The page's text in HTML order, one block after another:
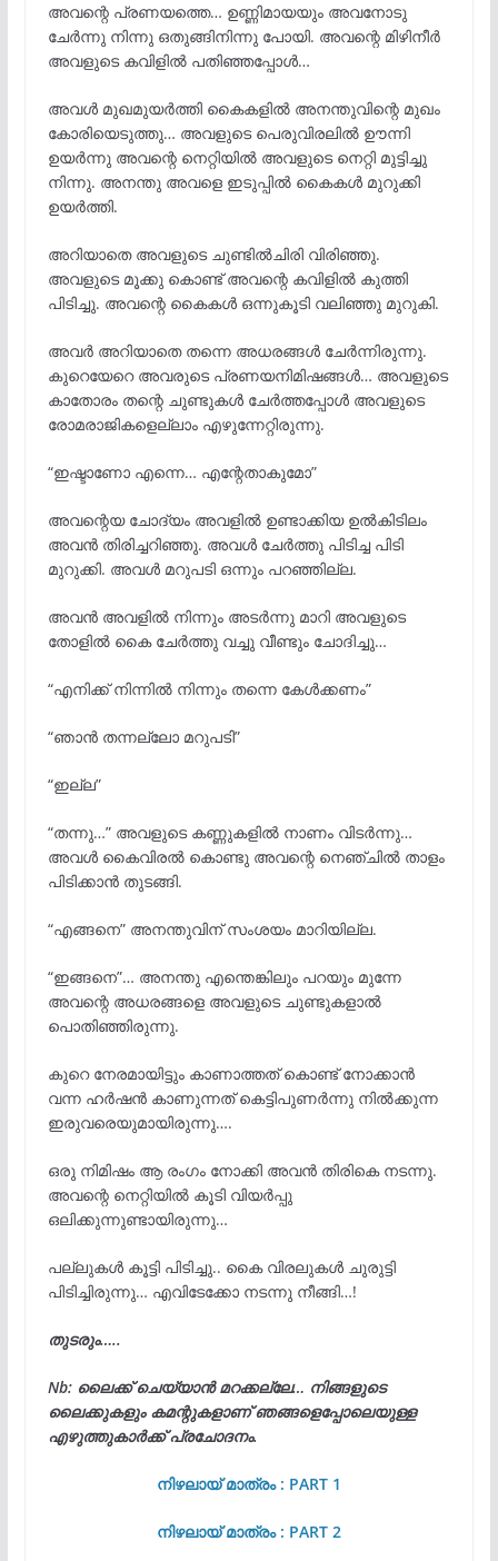
അവന്റെ പ്രണയത്തെ… ഉണ്ണിമായയും അവനോടു
ചേർന്നു നിന്നു ഒതുങ്ങിനിന്നു പോയി. അവന്റെ മിഴിനീർ
അവളുടെ കവിളിൽ പതിഞ്ഞപ്പോൾ…
അവൾ മുഖമുയർത്തി കൈകളിൽ അനന്തുവിന്റെ മുഖം
കോരിയെടുത്തു… അവളുടെ പെരുവിരലിൽ ഊന്നി
ഉയർന്നു അവന്റെ നെറ്റിയിൽ അവളുടെ നെറ്റി മുട്ടിച്ചു
നിന്നു. അനന്തു അവളെ ഇടുപ്പിൽ കൈകൾ മുറുക്കി
ഉയർത്തി.
അറിയാതെ അവളുടെ ചുണ്ടിൽചിരി വിരിഞ്ഞു.
അവളുടെ മൂക്കു കൊണ്ട് അവന്റെ കവിളിൽ കുത്തി
പിടിച്ചു. അവന്റെ കൈകൾ ഒന്നുകൂടി വലിഞ്ഞു മുറുകി.
അവർ അറിയാതെ തന്നെ അധരങ്ങൾ ചേർന്നിരുന്നു.
കുറെയേറെ അവരുടെ പ്രണയനിമിഷങ്ങൾ… അവളുടെ
കാതോരം തന്റെ ചുണ്ടുകൾ ചേർത്തപ്പോൾ അവളുടെ
രോമരാജികളെല്ലാം എഴുന്നേറ്റിരുന്നു.
“ഇഷ്ടാണോ എന്നെ… എന്റേതാകുമോ”
അവന്റെയ ചോദ്യം അവളിൽ ഉണ്ടാക്കിയ ഉൽകിടിലം
അവൻ തിരിച്ചറിഞ്ഞു. അവൾ ചേർത്തു പിടിച്ച പിടി
മുറുക്കി. അവൾ മറുപടി ഒന്നും പറഞ്ഞില്ല.
അവൻ അവളിൽ നിന്നും അടർന്നു മാറി അവളുടെ
തോളിൽ കൈ ചേർത്തു വച്ചു വീണ്ടും ചോദിച്ചു…
“എനിക്ക് നിന്നിൽ നിന്നും തന്നെ കേൾക്കണം”
“ഞാൻ തന്നല്ലോ മറുപടി”
“ഇല്ല”
“തന്നു…” അവളുടെ കണ്ണുകളിൽ നാണം വിടർന്നു…
അവൾ കൈവിരൽ കൊണ്ടു അവന്റെ നെഞ്ചിൽ താളം
പിടിക്കാൻ തുടങ്ങി.
“എങ്ങനെ” അനന്തുവിന് സംശയം മാറിയില്ല.
“ഇങ്ങനെ”… അനന്തു എന്തെങ്കിലും പറയും മുന്നേ
അവന്റെ അധരങ്ങളെ അവളുടെ ചുണ്ടുകളാൽ
പൊതിഞ്ഞിരുന്നു.
കുറെ നേരമായിട്ടും കാണാത്തത് കൊണ്ട് നോക്കാൻ
വന്ന ഹർഷൻ കാണുന്നത് കെട്ടിപുണർന്നു നിൽക്കുന്ന
ഇരുവരെയുമായിരുന്നു….
ഒരു നിമിഷം ആ രംഗം നോക്കി അവൻ തിരികെ നടന്നു.
അവന്റെ നെറ്റിയിൽ കൂടി വിയർപ്പു
ഒലിക്കുന്നുണ്ടായിരുന്നു…
പല്ലുകൾ കൂട്ടി പിടിച്ചു.. കൈ വിരലുകൾ ചുരുട്ടി
പിടിച്ചിരുന്നു… എവിടേക്കോ നടന്നു നീങ്ങി…!
തുടരും…..
Nb: ലൈക്ക് ചെയ്യാൻ മറക്കല്ലേ… നിങ്ങളുടെ
ലൈക്കുകളും കമന്റുകളാണ് ഞങ്ങളെപ്പോലെയുള്ള
എഴുത്തുകാർക്ക് പ്രചോദനം.
നിഴലായ് മാത്രം : PART 1
നിഴലായ് മാത്രം : PART 2